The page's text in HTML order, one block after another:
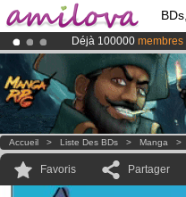
Déjà 100000 membres
Abonnement
LeKickstarter Amilova
Accueil > Liste Des BDs > Manga >
Favoris Partager